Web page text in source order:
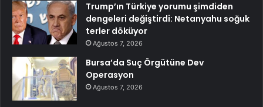
Trump’ın Türkiye yorumu şimdiden
dengeleri değiştirdi: Netanyahu soğuk
terler döküyor
Ağustos 7, 2026
Bursa’da Suç Örgütüne Dev
Operasyon
Ağustos 7, 2026